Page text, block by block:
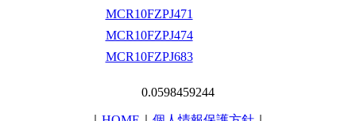
MCR10FZPJ471
MCR10FZPJ474
MCR10FZPJ683
0.0598459244